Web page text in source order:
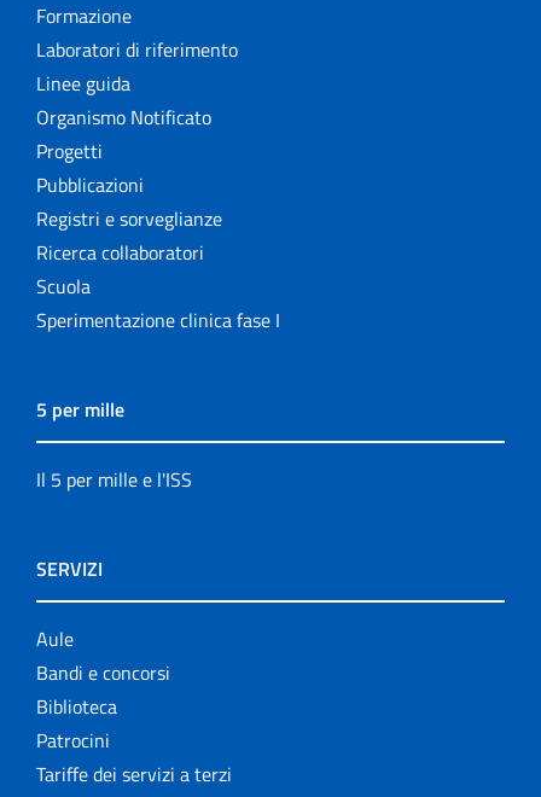
Formazione
Laboratori di riferimento
Linee guida
Organismo Notificato
Progetti
Pubblicazioni
Registri e sorveglianze
Ricerca collaboratori
Scuola
Sperimentazione clinica fase I
5 per mille
Il 5 per mille e l'ISS
SERVIZI
Aule
Bandi e concorsi
Biblioteca
Patrocini
Tariffe dei servizi a terzi